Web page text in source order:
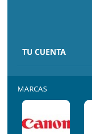
TU CUENTA
MARCAS